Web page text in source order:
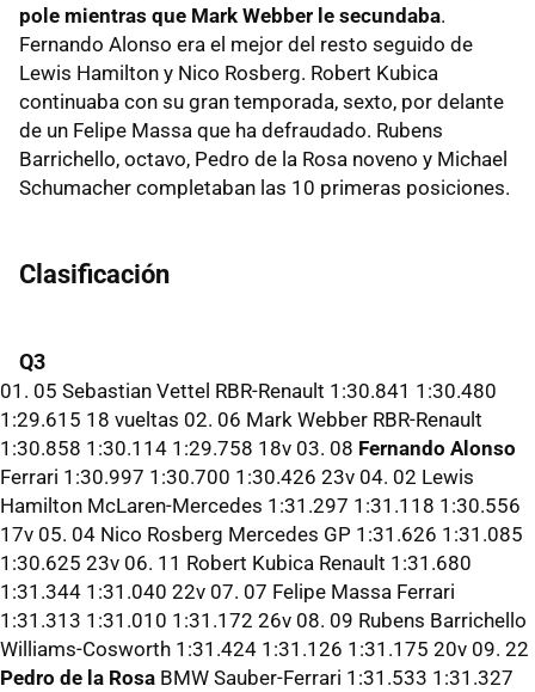
pole mientras que Mark Webber le secundaba.
Fernando Alonso era el mejor del resto seguido de
Lewis Hamilton y Nico Rosberg. Robert Kubica
continuaba con su gran temporada, sexto, por delante
de un Felipe Massa que ha defraudado. Rubens
Barrichello, octavo, Pedro de la Rosa noveno y Michael
Schumacher completaban las 10 primeras posiciones.
Clasificación
Q3
01. 05 Sebastian Vettel RBR-Renault 1:30.841 1:30.480
1:29.615 18 vueltas 02. 06 Mark Webber RBR-Renault
1:30.858 1:30.114 1:29.758 18v 03. 08 Fernando Alonso
Ferrari 1:30.997 1:30.700 1:30.426 23v 04. 02 Lewis
Hamilton McLaren-Mercedes 1:31.297 1:31.118 1:30.556
17v 05. 04 Nico Rosberg Mercedes GP 1:31.626 1:31.085
1:30.625 23v 06. 11 Robert Kubica Renault 1:31.680
1:31.344 1:31.040 22v 07. 07 Felipe Massa Ferrari
1:31.313 1:31.010 1:31.172 26v 08. 09 Rubens Barrichello
Williams-Cosworth 1:31.424 1:31.126 1:31.175 20v 09. 22
Pedro de la Rosa BMW Sauber-Ferrari 1:31.533 1:31.327